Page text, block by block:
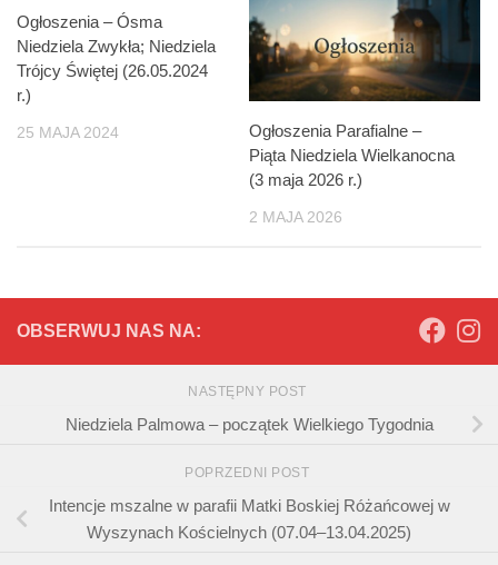
Ogłoszenia – Ósma
Niedziela Zwykła; Niedziela
Trójcy Świętej (26.05.2024
r.)
25 MAJA 2024
Ogłoszenia Parafialne –
Piąta Niedziela Wielkanocna
(3 maja 2026 r.)
2 MAJA 2026
OBSERWUJ NAS NA:
NASTĘPNY POST
Niedziela Palmowa – początek Wielkiego Tygodnia
POPRZEDNI POST
Intencje mszalne w parafii Matki Boskiej Różańcowej w
Wyszynach Kościelnych (07.04–13.04.2025)